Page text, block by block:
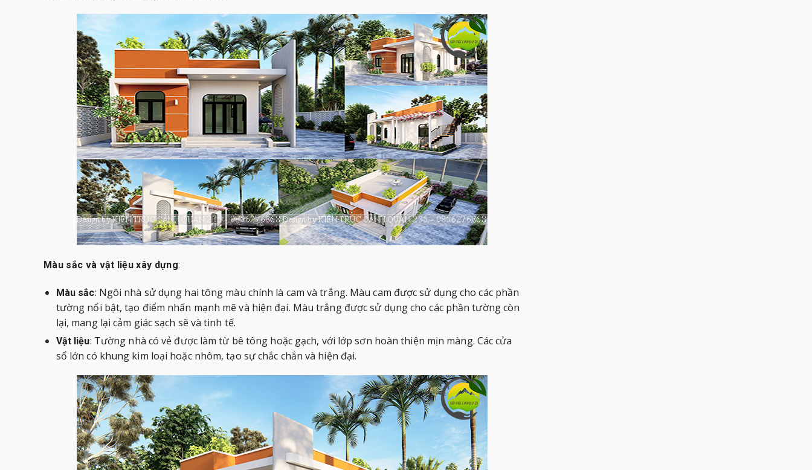
Màu sắc và vật liệu xây dựng:
Màu sắc: Ngôi nhà sử dụng hai tông màu chính là cam và trắng. Màu cam được sử dụng cho các phần
tường nổi bật, tạo điểm nhấn mạnh mẽ và hiện đại. Màu trắng được sử dụng cho các phần tường còn
lại, mang lại cảm giác sạch sẽ và tinh tế.
Vật liệu: Tường nhà có vẻ được làm từ bê tông hoặc gạch, với lớp sơn hoàn thiện mịn màng. Các cửa
sổ lớn có khung kim loại hoặc nhôm, tạo sự chắc chắn và hiện đại.